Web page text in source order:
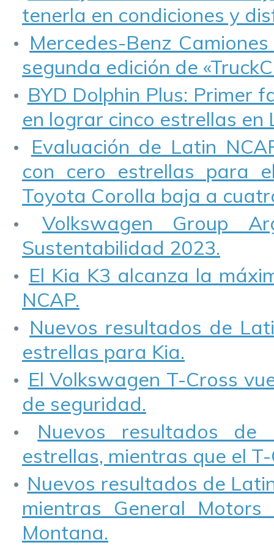
tenerla en condiciones y
Mercedes-Benz
segunda edición de
BYD Dolphin Plus: Primer
en lograr cinco estrellas en
Evaluación de Latin
con cero estrellas para
Toyota Corolla baja a
Volkswagen Group
Sustentabilidad 2023.
El Kia K3 alcanza la
NCAP.
Nuevos resultados de
estrellas para Kia.
El Volkswagen T-Cross
de seguridad.
Nuevos resultados de
estrellas, mientras que el
Nuevos resultados de
mientras General
Montana.